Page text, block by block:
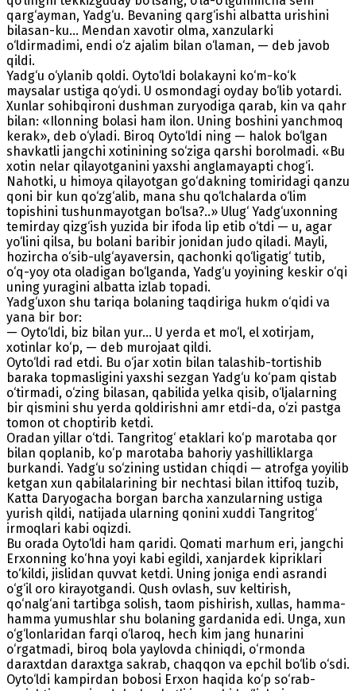
qarg‘ayman, Yadg‘u. Bevaning qarg‘ishi albatta urishini
bilasan-ku... Mendan xavotir olma, xanzularki
o‘ldirmadimi, endi o‘z ajalim bilan o‘laman, — deb javob
qildi.
Yadg‘u o‘ylanib qoldi. Oyto‘ldi bolakayni ko‘m-ko‘k
maysalar ustiga qo‘ydi. U osmondagi oyday bo‘lib yotardi.
Xunlar sohibqironi dushman zuryodiga qarab, kin va qahr
bilan: «Ilonning bolasi ham ilon. Uning boshini yanchmoq
kerak», deb o‘yladi. Biroq Oyto‘ldi ning — halok bo‘lgan
shavkatli jangchi xotinining so‘ziga qarshi borolmadi. «Bu
xotin nelar qilayotganini yaxshi anglamayapti chog‘i.
Nahotki, u himoya qilayotgan go‘dakning tomiridagi qanzu
qoni bir kun qo‘zg‘alib, mana shu qo‘lchalarda o‘lim
topishini tushunmayotgan bo‘lsa?..» Ulug‘ Yadg‘uxonning
temirday qizg‘ish yuzida bir ifoda lip etib o‘tdi — u, agar
yo‘lini qilsa, bu bolani baribir jonidan judo qiladi. Mayli,
hozircha o‘sib-ulg‘ayaversin, qachonki qo‘ligatig‘ tutib,
o‘q-yoy ota oladigan bo‘lganda, Yadg‘u yoyining keskir o‘qi
uning yuragini albatta izlab topadi.
Yadg‘uxon shu tariqa bolaning taqdiriga hukm o‘qidi va
yana bir bor:
— Oyto‘ldi, biz bilan yur... U yerda et mo‘l, el xotirjam,
xotinlar ko‘p, — deb murojaat qildi.
Oyto‘ldi rad etdi. Bu o‘jar xotin bilan talashib-tortishib
baraka topmasligini yaxshi sezgan Yadg‘u ko‘pam qistab
o‘tirmadi, o‘zing bilasan, qabilida yelka qisib, o‘ljalarning
bir qismini shu yerda qoldirishni amr etdi-da, o‘zi pastga
tomon ot choptirib ketdi.
Oradan yillar o‘tdi. Tangritog‘ etaklari ko‘p marotaba qor
bilan qoplanib, ko‘p marotaba bahoriy yashilliklarga
burkandi. Yadg‘u so‘zining ustidan chiqdi — atrofga yoyilib
ketgan xun qabilalarining bir nechtasi bilan ittifoq tuzib,
Katta Daryogacha borgan barcha xanzularning ustiga
yurish qildi, natijada ularning qonini xuddi Tangritog‘
irmoqlari kabi oqizdi.
Bu orada Oyto‘ldi ham qaridi. Qomati marhum eri, jangchi
Erxonning ko‘hna yoyi kabi egildi, xanjardek kipriklari
to‘kildi, jislidan quvvat ketdi. Uning joniga endi asrandi
o‘g‘il oro kirayotgandi. Qush ovlash, suv keltirish,
qo‘nalg‘ani tartibga solish, taom pishirish, xullas, hamma-
hamma yumushlar shu bolaning gardanida edi. Unga, xun
o‘g‘lonlaridan farqi o‘laroq, hech kim jang hunarini
o‘rgatmadi, biroq bola yaylovda chiniqdi, o‘rmonda
daraxtdan daraxtga sakrab, chaqqon va epchil bo‘lib o‘sdi.
Oyto‘ldi kampirdan bobosi Erxon haqida ko‘p so‘rab-